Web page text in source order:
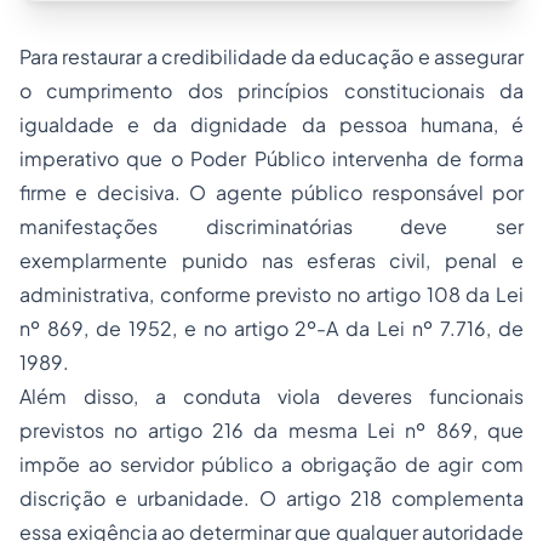
Para restaurar a credibilidade da educação e assegurar
o cumprimento dos princípios constitucionais da
igualdade e da dignidade da pessoa humana, é
imperativo que o Poder Público intervenha de forma
firme e decisiva. O agente público responsável por
manifestações discriminatórias deve ser
exemplarmente punido nas esferas civil, penal e
administrativa, conforme previsto no artigo 108 da Lei
nº 869, de 1952, e no artigo 2º-A da Lei nº 7.716, de
1989.
Além disso, a conduta viola deveres funcionais
previstos no artigo 216 da mesma Lei nº 869, que
impõe ao servidor público a obrigação de agir com
discrição e urbanidade. O artigo 218 complementa
essa exigência ao determinar que qualquer autoridade